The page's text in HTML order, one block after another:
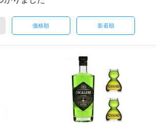
価格順 新着順